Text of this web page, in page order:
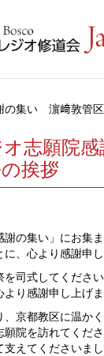
の集い 濵﨑敦管
オ志願院
挨拶
の集い」にお集
、心より感謝申し
を司式してくださ
り感謝申し上げま
、京都教区に温か
院を訪れてくだ
支えてくださいま